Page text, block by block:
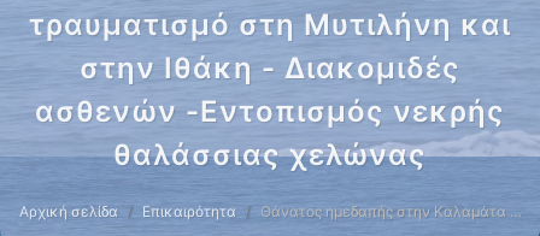
τραυματισμό στη Μυτιλήνη και
στην Ιθάκη - Διακομιδές
ασθενών -Εντοπισμός νεκρής
θαλάσσιας χελώνας
Αρχική σελίδα Επικαιρότητα Θάνατος ημεδαπής στην Καλαμάτα …